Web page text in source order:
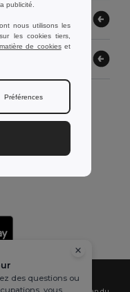
publicité.
nous utilisons les
les cookies tiers,
de cookieset
Préférences
des questions ou
vous